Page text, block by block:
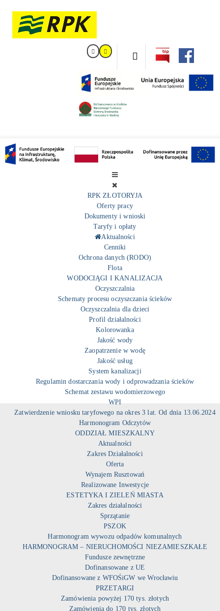
RPK ZŁOTORYJA
Oferty pracy
Dokumenty i wnioski
Taryfy i opłaty
Aktualności
Cenniki
Ochrona danych (RODO)
Flota
WODOCIĄGI I KANALIZACJA
Oczyszczalnia
Schematy procesu oczyszczania ścieków
Oczyszczalnia dla dzieci
Profil działalności
Kolorowanka
Jakość wody
Zaopatrzenie w wodę
Jakość usług
System kanalizacji
Regulamin dostarczania wody i odprowadzania ścieków
Schemat zestawu wodomierzowego
WPI
Zatwierdzenie wniosku taryfowego na okres 3 lat. Od dnia 13.06.2024
Harmonogram Odczytów
ODDZIAŁ MIESZKALNY
Aktualności
Zakres Działalności
Oferta
Wynajem Rusztowań
Realizowane Inwestycje
ESTETYKA I ZIELEŃ MIASTA
Zakres działalności
Sprzątanie
PSZOK
Harmonogram wywozu odpadów komunalnych
HARMONOGRAM – NIERUCHOMOŚCI NIEZAMIESZKAŁE
Fundusze zewnętrzne
Dofinansowane z UE
Dofinansowane z WFOŚiGW we Wrocławiu
PRZETARGI
Zamówienia powyżej 170 tys. złotych
Zamówienia do 170 tys. złotych